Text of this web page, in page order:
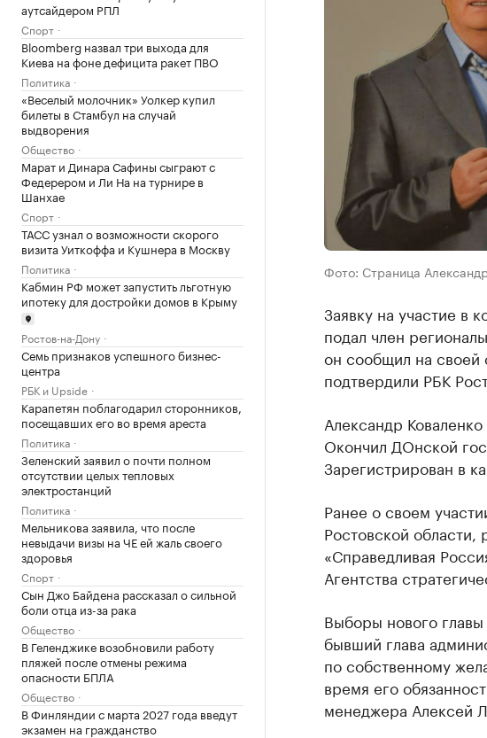
аутсайдером РПЛ
Спорт
Bloomberg назвал три выхода для
Киева на фоне дефицита ракет ПВО
Политика
«Веселый молочник» Уолкер купил
билеты в Стамбул на случай
выдворения
Общество
Марат и Динара Сафины сыграют с
Федерером и Ли На на турнире в
Шанхае
Спорт
ТАСС узнал о возможности скорого
визита Уиткоффа и Кушнера в Москву
Политика
Кабмин РФ может запустить льготную
ипотеку для достройки домов в Крыму
Ростов-на-Дону
Семь признаков успешного бизнес-
центра
РБК и Upside
Карапетян поблагодарил сторонников,
посещавших его во время ареста
Политика
Зеленский заявил о почти полном
отсутствии целых тепловых
электростанций
Политика
Мельникова заявила, что после
невыдачи визы на ЧЕ ей жаль своего
здоровья
Спорт
Сын Джо Байдена рассказал о сильной
боли отца из-за рака
Общество
В Геленджике возобновили работу
пляжей после отмены режима
опасности БПЛА
Общество
В Финляндии с марта 2027 года введут
экзамен на гражданство
Фото: Страница
Заявку на участие в
подал член
он сообщил на своей
подтвердили РБК
Александр
Окончил ДОнской
Зарегистрирован в
Ранее о своем
Ростовской области,
«Справедливая
Агентства
Выборы нового
бывший глава
по собственному
время его
менеджера Алексей